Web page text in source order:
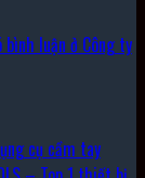
bình luận ở Công ty
cụ cầm tay